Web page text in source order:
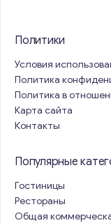
Политики
Условия
Политика
Политика в
Карта сайта
Контакты
Популярные
Гостиницы
Рестораны
Общая